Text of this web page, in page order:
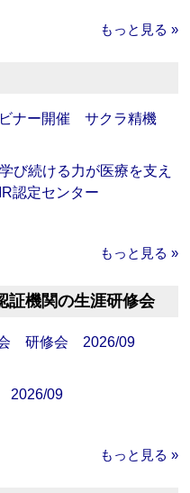
もっと見る »
ナー開催 サクラ精機
び続ける力が医療を支え
認定センター
もっと見る »
証機関の生涯研修会
会 研修会 2026/09
2026/09
もっと見る »